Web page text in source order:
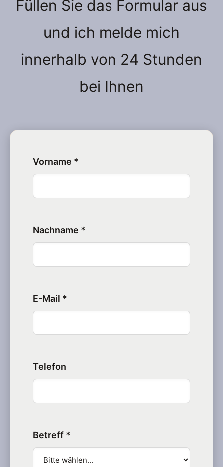
Füllen Sie das Formular aus
und ich melde mich
innerhalb von 24 Stunden
bei Ihnen
Vorname *
Nachname *
E-Mail *
Telefon
Betreff *